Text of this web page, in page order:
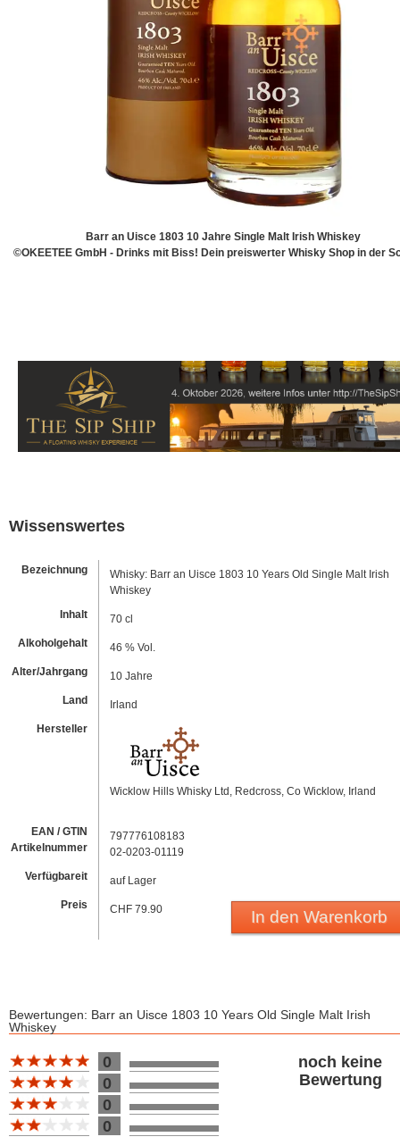
Barr an Uisce 1803 10 Jahre Single Malt Irish Whiskey
©OKEETEE GmbH - Drinks mit Biss! Dein preiswerter Whisky Shop in der
Wissenswertes
Bezeichnung
Whisky: Barr an Uisce 1803 10 Years Old Single Malt Irish
Whiskey
Inhalt
70 cl
Alkoholgehalt
46 % Vol.
Alter/Jahrgang
10 Jahre
Land
Irland
Hersteller
Wicklow Hills Whisky Ltd, Redcross, Co Wicklow, Irland
EAN / GTIN
Artikelnummer
797776108183
02-0203-01119
Verfügbareit
auf Lager
Preis
CHF 79.90 In den Warenkorb
Bewertungen: Barr an Uisce 1803 10 Years Old Single Malt Irish
Whiskey
Bewertung 100
0
0
0
noch keine
Bewertung